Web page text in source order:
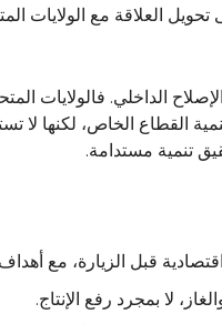
تحويل العلاقة مع
الداخلي. فالولايات
القطاع الخاص، لكنها
تنمية مستدامة.
قبل الزيارة، مع
لا بمجرد رفع الإنتاج.